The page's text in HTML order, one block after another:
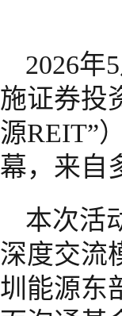
2026年
施证券投
源REIT”
幕，来自
本次活
深度交流
圳能源东